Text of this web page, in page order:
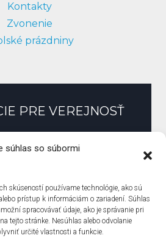
súhlas so súbormi
skúseností používame technológie, ako sú
prístup k informáciám o zariadení. Súhlas
spracovávať údaje, ako je správanie pri
tejto stránke. Nesúhlas alebo odvolanie
určité vlastnosti a funkcie.
Kontakty
Zvonenie
prázdniny
PRE VEREJNOSŤ
k informáciám
faktúry, objednávky
obstarávanie
osobných údajov
súborov cookie (EÚ)